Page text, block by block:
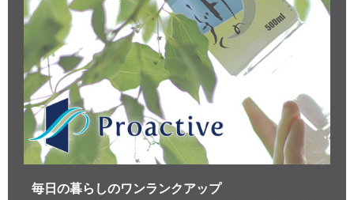
毎日の暮らしのワンランクアップ